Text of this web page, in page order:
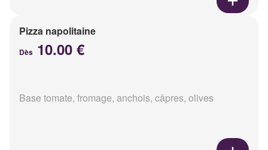
Pizza napolitaine
Dès 10.00 €
Base tomate, fromage, anchois, câpres, olives